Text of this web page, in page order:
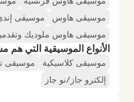
موسيقى هاوس
موسيقى
موسيقى هاوس ملوديك
الأنواع الموسيقية التي هم
موسيقى كلاسيكية
موسيقى
إلكترو جاز/نو جاز